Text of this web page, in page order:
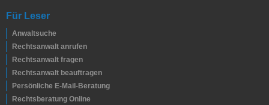
Für Leser
Anwaltsuche
Rechtsanwalt anrufen
Rechtsanwalt fragen
Rechtsanwalt beauftragen
Persönliche E-Mail-Beratung
Rechtsberatung Online